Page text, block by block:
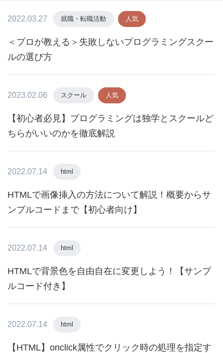
2022.03.27 就職・転職活動 人気
＜プロが教える＞失敗しないプログラミングスクー
ルの選び方
2023.02.06 スクール 人気
【初心者必見】プログラミングは独学とスクールど
ちらがいいのかを徹底解説
2022.07.14 html
HTMLで画像挿入の方法について解説！概要からサ
ンプルコードまで【初心者向け】
2022.07.14 html
HTMLで背景色を自由自在に変更しよう！【サンプ
ルコード付き】
2022.07.14 html
【HTML】onclick属性でクリック時の処理を指定す